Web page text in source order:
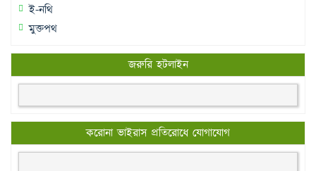
ই-নথি
মুক্তপথ
জরুরি হটলাইন
করোনা ভাইরাস প্রতিরোধে যোগাযোগ